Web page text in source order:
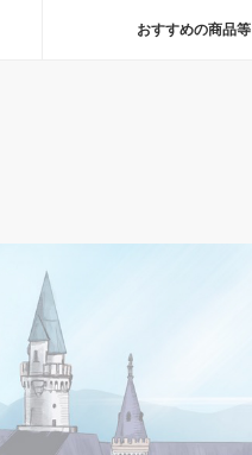
おすすめの商品等